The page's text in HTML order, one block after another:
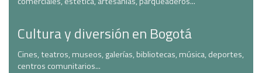
Cultura y diversión en Bogotá
Cines, teatros, museos, galerías, bibliotecas, música, deportes,
centros comunitarios...